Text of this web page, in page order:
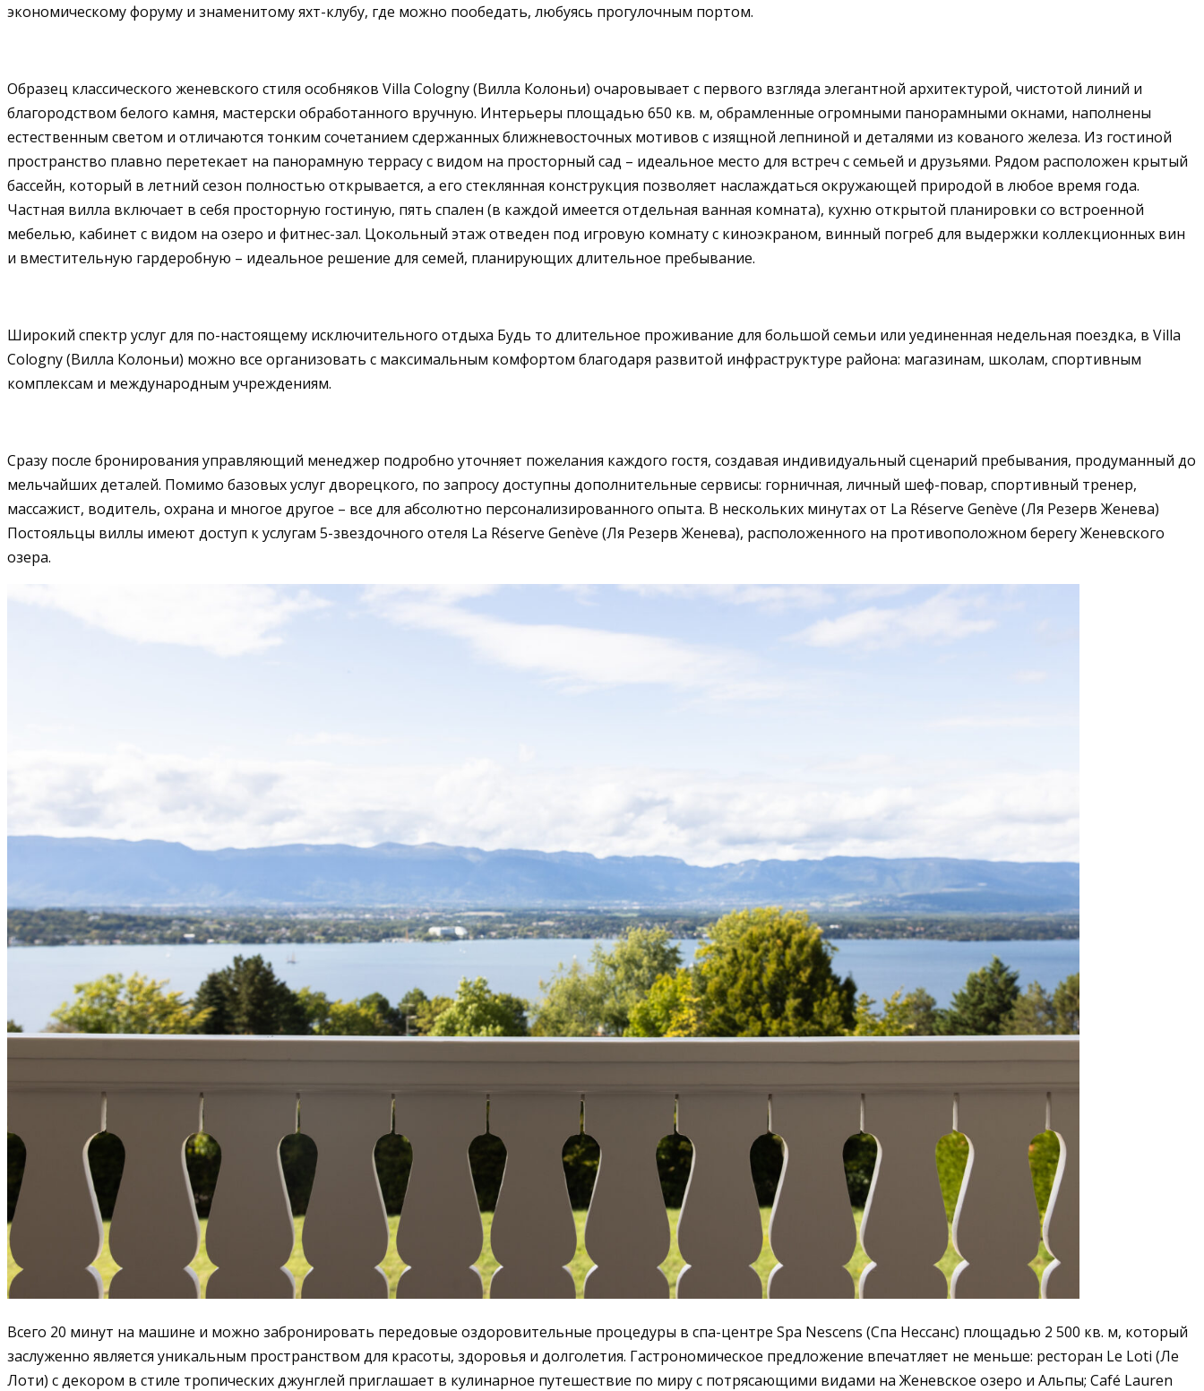
экономическому форуму и знаменитому яхт-клубу, где можно пообедать, любуясь прогулочным портом.
Образец классического женевского стиля особняков Villa Cologny (Вилла Колоньи) очаровывает с первого взгляда элегантной архитектурой, чистотой линий и
благородством белого камня, мастерски обработанного вручную. Интерьеры площадью 650 кв. м, обрамленные огромными панорамными окнами, наполнены
естественным светом и отличаются тонким сочетанием сдержанных ближневосточных мотивов с изящной лепниной и деталями из кованого железа. Из гостиной
пространство плавно перетекает на панорамную террасу с видом на просторный сад – идеальное место для встреч с семьей и друзьями. Рядом расположен крытый
бассейн, который в летний сезон полностью открывается, а его стеклянная конструкция позволяет наслаждаться окружающей природой в любое время года.
Частная вилла включает в себя просторную гостиную, пять спален (в каждой имеется отдельная ванная комната), кухню открытой планировки со встроенной
мебелью, кабинет с видом на озеро и фитнес-зал. Цокольный этаж отведен под игровую комнату с киноэкраном, винный погреб для выдержки коллекционных вин
и вместительную гардеробную – идеальное решение для семей, планирующих длительное пребывание.
Широкий спектр услуг для по-настоящему исключительного отдыха Будь то длительное проживание для большой семьи или уединенная недельная поездка, в Villa
Cologny (Вилла Колоньи) можно все организовать с максимальным комфортом благодаря развитой инфраструктуре района: магазинам, школам, спортивным
комплексам и международным учреждениям.
Сразу после бронирования управляющий менеджер подробно уточняет пожелания каждого гостя, создавая индивидуальный сценарий пребывания, продуманный до
мельчайших деталей. Помимо базовых услуг дворецкого, по запросу доступны дополнительные сервисы: горничная, личный шеф-повар, спортивный тренер,
массажист, водитель, охрана и многое другое – все для абсолютно персонализированного опыта. В нескольких минутах от La Réserve Genève (Ля Резерв Женева)
Постояльцы виллы имеют доступ к услугам 5-звездочного отеля La Réserve Genève (Ля Резерв Женева), расположенного на противоположном берегу Женевского
озера.
Всего 20 минут на машине и можно забронировать передовые оздоровительные процедуры в спа-центре Spa Nescens (Спа Нессанс) площадью 2 500 кв. м, который
заслуженно является уникальным пространством для красоты, здоровья и долголетия. Гастрономическое предложение впечатляет не меньше: ресторан Le Loti (Ле
Лоти) с декором в стиле тропических джунглей приглашает в кулинарное путешествие по миру с потрясающими видами на Женевское озеро и Альпы; Café Lauren